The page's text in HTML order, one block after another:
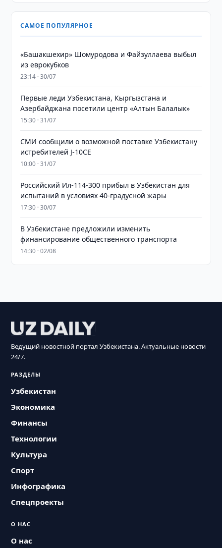
САМОЕ ПОПУЛЯРНОЕ
«Башакшехир» Шомуродова и Файзуллаева выбыл
из еврокубков
23:14 · 30/07
Первые леди Узбекистана, Кыргызстана и
Азербайджана посетили центр «Алтын Балалык»
15:30 · 31/07
СМИ сообщили о возможной поставке Узбекистану
истребителей J-10CE
10:00 · 31/07
Российский Ил-114-300 прибыл в Узбекистан для
испытаний в условиях 40-градусной жары
17:30 · 30/07
В Узбекистане предложили изменить
финансирование общественного транспорта
14:30 · 02/08
Ведущий новостной портал Узбекистана. Актуальные новости
24/7.
РАЗДЕЛЫ
Узбекистан
Экономика
Финансы
Технологии
Культура
Спорт
Инфографика
Спецпроекты
О НАС
О нас